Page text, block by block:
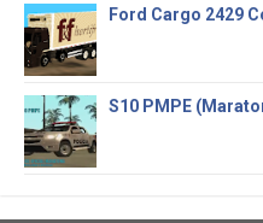
Ford Cargo 2429
S10 PMPE